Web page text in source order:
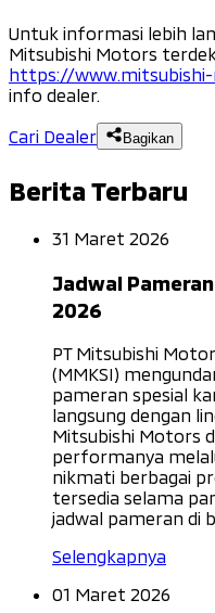
Untuk informasi lebih
Mitsubishi Motors
https://
info dealer.
Cari Dealer
Bagikan
Berita Terbaru
31 Maret 2026
Jadwal
2026
PT Mitsubishi
(MMKSI)
pameran spesial
langsung dengan
Mitsubishi Motors
performanya
nikmati berbagai
tersedia selama
jadwal pameran di
Selengkapnya
01 Maret 2026